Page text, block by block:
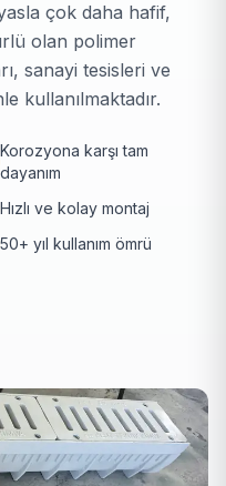
çok daha hafif,
olan polimer
sanayi tesisleri ve
kullanılmaktadır.
Korozyona karşı tam
dayanım
Hızlı ve kolay montaj
50+ yıl kullanım ömrü